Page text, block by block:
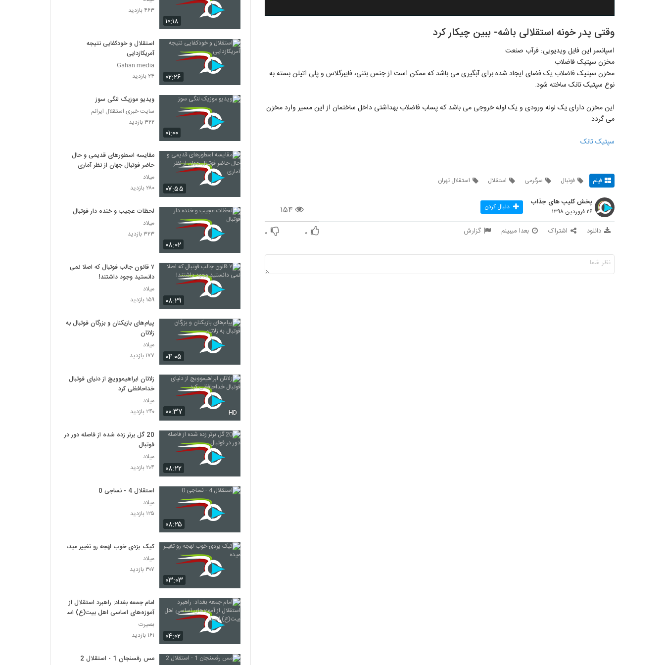
وقتی پدر خونه استقلالی باشه- ببین چیکار کرد
اسپانسر این فایل ویدیویی: فرآب صنعت
مخزن سپتیک فاضلاب
مخزن سپتیک فاضلاب یک فضای ایجاد شده برای آبگیری می باشد که ممکن است از جنس بتنی، فایبرگلاس و پلی اتیلن بسته به
نوع سپتیک تانک ساخته شود.
این مخزن دارای یک لوله ورودی و یک لوله خروجی می باشد که پساب فاضلاب بهداشتی داخل ساختمان از این مسیر وارد مخزن
می گردد.
سپتیک تانک
فیلم فوتبال سرگرمی استقلال استقلال تهران
۱۵۴
پخش کلیپ های جذاب
۲۶ فروردین ۱۳۹۸ دنبال کردن
دانلود اشتراک بعدا میبینم گزارش ۰ ۰
۱۰:۱۸
۴۶۳ بازدید
۰۲:۲۶
استقلال و خودکفایی نتیجه
آمریکازدایی
Gahan media
۲۴ بازدید
۰۱:۰۰
ویدیو موزیک لنگی سوز
سایت خبری استقلال ایرانم
۳۲۲ بازدید
۰۷:۵۵
مقایسه اسطورهای قدیمی و حال
حاضر فوتبال جهان از نظر آماری
میلاد
۲۸۰ بازدید
۰۸:۰۲
لحظات عجیب و خنده دار فوتبال
میلاد
۳۲۳ بازدید
۰۸:۲۹
۷ قانون جالب فوتبال که اصلا نمی
دانستید وجود داشتند!
میلاد
۱۵۹ بازدید
۰۴:۰۵
پیام‌های بازیکنان و بزرگان فوتبال به
زلاتان
میلاد
۱۷۷ بازدید
۰۰:۳۷ HD
زلاتان ابراهیموویچ از دنیای فوتبال
خداحافظی کرد
میلاد
۲۴۰ بازدید
۰۸:۲۲
20 گل برتر زده شده از فاصله دور در
فوتبال
میلاد
۲۰۴ بازدید
۰۸:۲۵
استقلال 4 - نساجی 0
میلاد
۱۲۵ بازدید
۰۳:۰۳
کیک یزدی خوب لهجه رو تغییر میده
میلاد
۳۰۷ بازدید
۰۴:۰۲
امام جمعه بغداد: راهبرد استقلال از
آموزه‌های اساسی اهل بیت(ع) است
بصیرت
۱۶۱ بازدید
مس رفسنجان 1 - استقلال 2